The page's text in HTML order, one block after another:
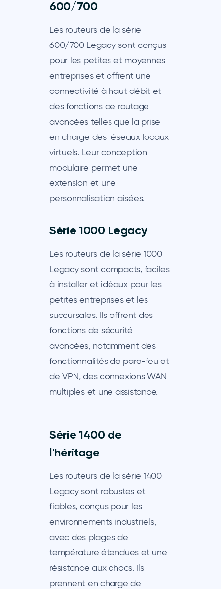
600/700
Les routeurs de la série
600/700 Legacy sont conçus
pour les petites et moyennes
entreprises et offrent une
connectivité à haut débit et
des fonctions de routage
avancées telles que la prise
en charge des réseaux locaux
virtuels. Leur conception
modulaire permet une
extension et une
personnalisation aisées.
Série 1000 Legacy
Les routeurs de la série 1000
Legacy sont compacts, faciles
à installer et idéaux pour les
petites entreprises et les
succursales. Ils offrent des
fonctions de sécurité
avancées, notamment des
fonctionnalités de pare-feu et
de VPN, des connexions WAN
multiples et une assistance.
Série 1400 de
l'héritage
Les routeurs de la série 1400
Legacy sont robustes et
fiables, conçus pour les
environnements industriels,
avec des plages de
température étendues et une
résistance aux chocs. Ils
prennent en charge de